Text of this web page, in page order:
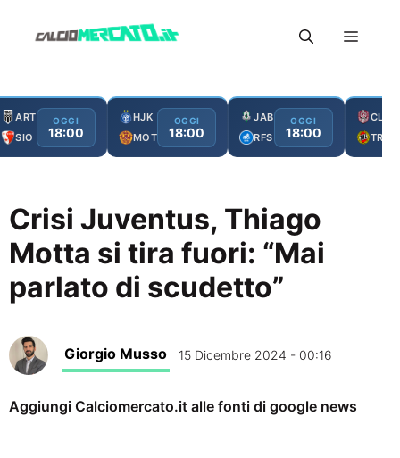
Menu
ART
SIO
OGGI
18:00
HJK
MOT
OGGI
18:00
JAB
RFS
OGGI
18:00
CLJ
TRO
Crisi Juventus, Thiago
Motta si tira fuori: “Mai
parlato di scudetto”
Giorgio Musso 15 Dicembre 2024 - 00:16
Aggiungi Calciomercato.it alle fonti di google news